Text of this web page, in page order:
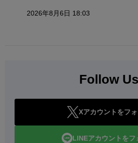
2026年8月6日 18:03
Follow Us
Xアカウントをフ
LINEアカウントをフ